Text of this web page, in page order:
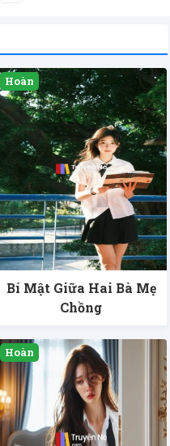
Bí Mật Giữa Hai Bà Mẹ
Chồng